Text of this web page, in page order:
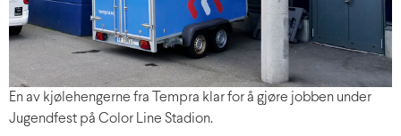
En av kjølehengerne fra Tempra klar for å gjøre jobben under
Jugendfest på Color Line Stadion.